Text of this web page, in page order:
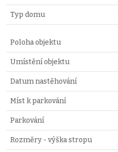
Typ domu
Poloha objektu
Umístění objektu
Datum nastěhování
Míst k parkování
Parkování
Rozměry - výška stropu